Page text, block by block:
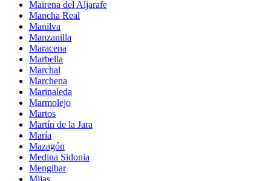
Mairena del Aljarafe
Mancha Real
Manilva
Manzanilla
Maracena
Marbella
Marchal
Marchena
Marinaleda
Marmolejo
Martos
Martín de la Jara
María
Mazagón
Medina Sidonia
Mengibar
Mijas